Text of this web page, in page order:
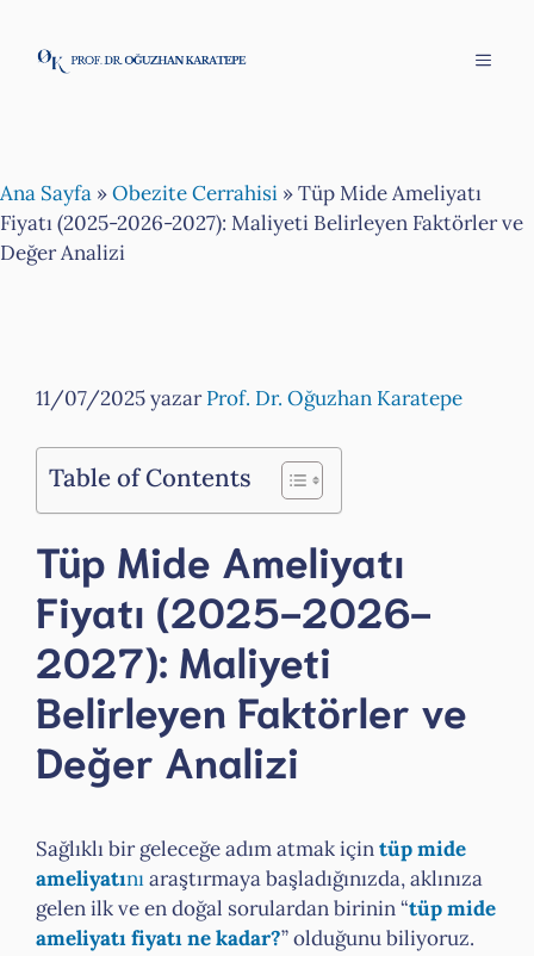
Menü
Ana Sayfa »Obezite Cerrahisi »Tüp Mide Ameliyatı
Fiyatı (2025-2026-2027): Maliyeti Belirleyen Faktörler ve
Değer Analizi
11/07/2025yazarProf. Dr. Oğuzhan Karatepe
Table of Contents
Tüp Mide Ameliyatı
Fiyatı (2025-2026-
2027): Maliyeti
Belirleyen Faktörler ve
Değer Analizi
Sağlıklı bir geleceğe adım atmak içintüp mide
ameliyatınıaraştırmaya başladığınızda, aklınıza
gelen ilk ve en doğal sorulardan birinin “tüp mide
ameliyatı fiyatı ne kadar?” olduğunu biliyoruz.